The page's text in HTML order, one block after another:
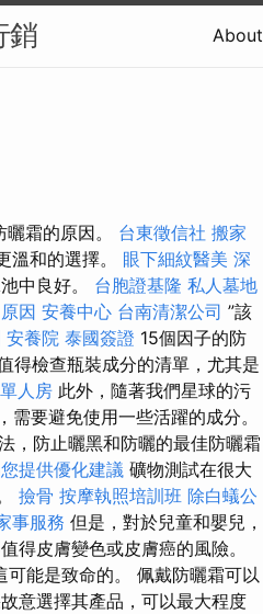
銷 About
霜的原因。 台東徵信社 搬家
溫和的選擇。 眼下細紋醫美 深
中良好。 台胞證基隆 私人墓地
因 安養中心 台南清潔公司 ”該
安養院 泰國簽證 15個因子的防
得檢查瓶裝成分的清單，尤其是
人房 此外，隨著我​​們星球的污
要避免使用一些活躍的成分。
，防止曬黑和防曬的最佳防曬霜
提供優化建議 礦物測試在很大
撿骨 按摩執照培訓班 除白蟻公
事服務 但是，對於兒童和嬰兒，
得皮膚變色或皮膚癌的風險。
可能是致命的。 佩戴防曬霜可以
意選擇其產品，可以最大程度